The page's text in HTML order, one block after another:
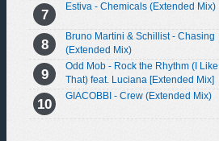
Estiva - Chemicals (Extended Mix)
Bruno Martini & Schillist - Chasing
(Extended Mix)
Odd Mob - Rock the Rhythm (I Like
That) feat. Luciana [Extended Mix]
GIACOBBI - Crew (Extended Mix)